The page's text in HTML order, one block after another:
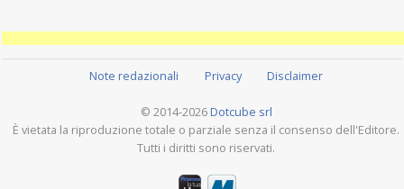
Note redazionali Privacy Disclaimer
© 2014-2026 Dotcube srl
È vietata la riproduzione totale o parziale senza il consenso dell'Editore.
Tutti i diritti sono riservati.